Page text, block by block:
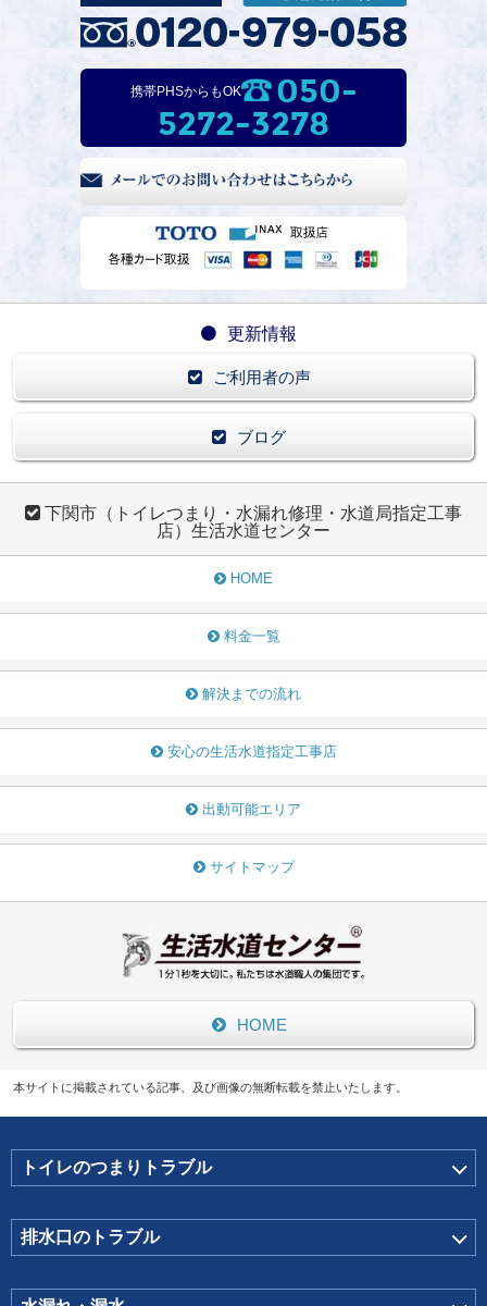
携帯PHSからもOK
050-
5272-3278
更新情報
ご利用者の声
ブログ
下関市（トイレつまり・水漏れ修理・水道局指定工事
店）生活水道センター
HOME
料金一覧
解決までの流れ
安心の生活水道指定工事店
出動可能エリア
サイトマップ
HOME
本サイトに掲載されている記事、及び画像の無断転載を禁止いたします。
トイレのつまりトラブル
排水口のトラブル